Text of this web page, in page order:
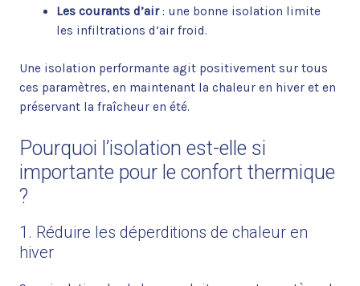
Les courants d’air: une bonne isolation limite
les infiltrations d’air froid.
Une isolation performante agit positivement sur tous
ces paramètres, en maintenant la chaleur en hiver et en
préservant la fraîcheur en été.
Pourquoi l’isolation est-elle si
importante pour le confort thermique
?
1. Réduire les déperditions de chaleur en
hiver